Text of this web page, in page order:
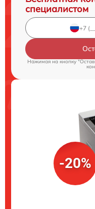
специалистом
Нажимая на кнопку
-20%